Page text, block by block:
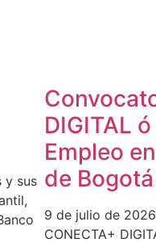
y sus
DIGITAL
Empleo
de Bogotá
9 de julio de 2026
CONECTA+